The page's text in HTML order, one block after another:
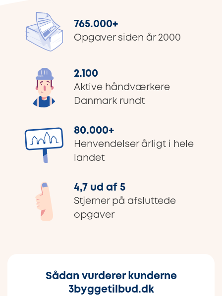
765.000+
Opgaver siden år 2000
2.100
Aktive håndværkere
Danmark rundt
80.000+
Henvendelser årligt i hele
landet
4,7 ud af 5
Stjerner på afsluttede
opgaver
Sådan vurderer kunderne
3byggetilbud.dk